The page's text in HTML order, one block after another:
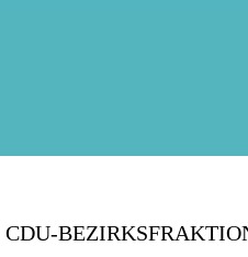
CDU-